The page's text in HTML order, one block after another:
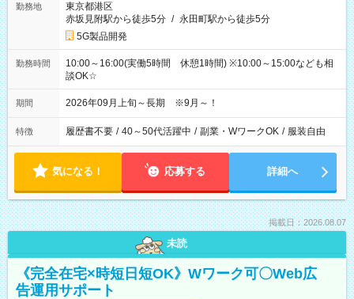
勤務地
東京都港区
赤坂見附駅から徒歩5分 / 永田町駅から徒歩5分
5G製品開発
勤務時間
10:00～16:00(実働5時間 休憩1時間) ※10:00～15:00なども相
談OK☆
期間 2026年09月上旬～長期 ※9月～！
特徴 履歴書不要 / 40～50代活躍中 / 副業・WワークOK / 服装自由
気になる！ 応募する 詳細へ
掲載日：2026.08.07
未読
《完全在宅×時短日短OK》Wワーク可〇Web広
告運用サポート